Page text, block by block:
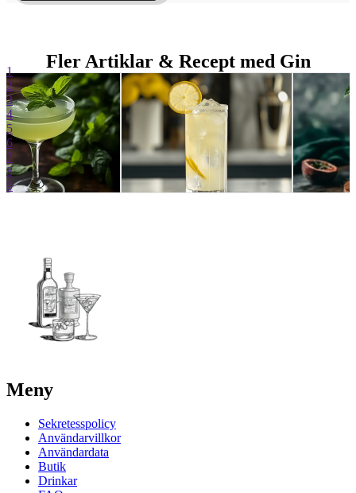
Fler Artiklar & Recept med Gin
1
2
3
4
5
6
7
8
9
Meny
Sekretesspolicy
Användarvillkor
Användardata
Butik
Drinkar